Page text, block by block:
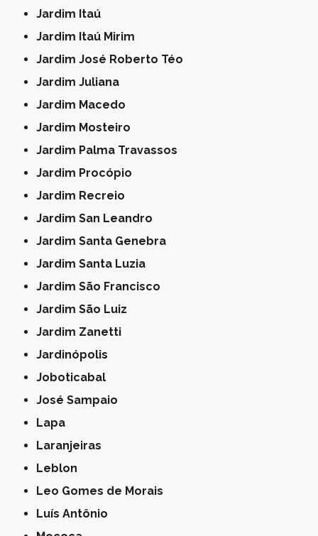
Jardim Itaú
Jardim Itaú Mirim
Jardim José Roberto Téo
Jardim Juliana
Jardim Macedo
Jardim Mosteiro
Jardim Palma Travassos
Jardim Procópio
Jardim Recreio
Jardim San Leandro
Jardim Santa Genebra
Jardim Santa Luzia
Jardim São Francisco
Jardim São Luiz
Jardim Zanetti
Jardinópolis
Joboticabal
José Sampaio
Lapa
Laranjeiras
Leblon
Leo Gomes de Morais
Luís Antônio